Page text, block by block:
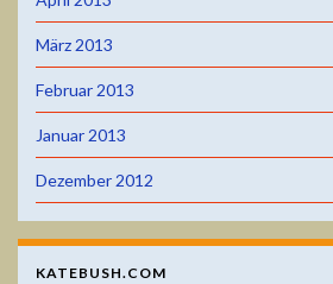
März 2013
Februar 2013
Januar 2013
Dezember 2012
KATEBUSH.COM